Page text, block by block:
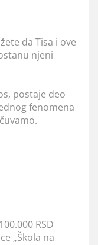
da Tisa i ove
njeni
postaje deo
fenomena
RSD
„Škola na